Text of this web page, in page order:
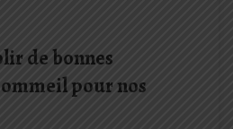
de bonnes
pour nos